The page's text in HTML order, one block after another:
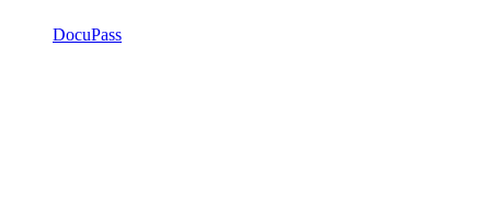
DocuPass